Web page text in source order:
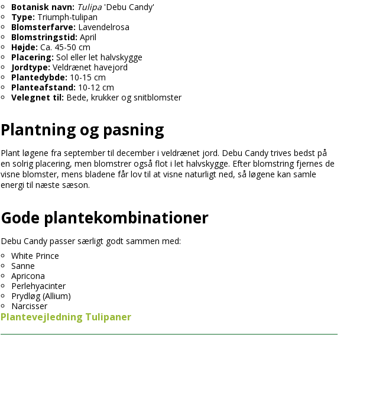
Botanisk navn: Tulipa'Debu Candy'
Type: Triumph-tulipan
Blomsterfarve: Lavendelrosa
Blomstringstid: April
Højde: Ca. 45-50 cm
Placering: Sol eller let halvskygge
Jordtype: Veldrænet havejord
Plantedybde: 10-15 cm
Planteafstand: 10-12 cm
Velegnet til: Bede, krukker og snitblomster
Plantning og pasning
Plant løgene fra september til december i veldrænet jord. Debu Candy trives bedst på
en solrig placering, men blomstrer også flot i let halvskygge. Efter blomstring fjernes de
visne blomster, mens bladene får lov til at visne naturligt ned, så løgene kan samle
energi til næste sæson.
Gode plantekombinationer
Debu Candy passer særligt godt sammen med:
White Prince
Sanne
Apricona
Perlehyacinter
Prydløg (Allium)
Narcisser
Plantevejledning Tulipaner